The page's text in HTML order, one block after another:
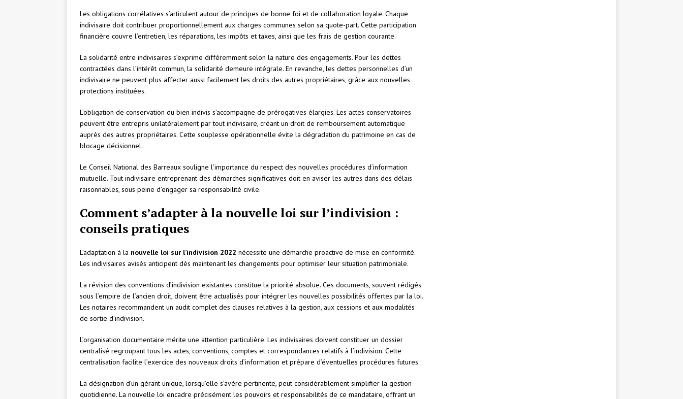
Les obligations corrélatives s’articulent autour de principes de bonne foi et de collaboration loyale. Chaque
indivisaire doit contribuer proportionnellement aux charges communes selon sa quote-part. Cette participation
financière couvre l’entretien, les réparations, les impôts et taxes, ainsi que les frais de gestion courante.
La solidarité entre indivisaires s’exprime différemment selon la nature des engagements. Pour les dettes
contractées dans l’intérêt commun, la solidarité demeure intégrale. En revanche, les dettes personnelles d’un
indivisaire ne peuvent plus affecter aussi facilement les droits des autres propriétaires, grâce aux nouvelles
protections instituées.
L’obligation de conservation du bien indivis s’accompagne de prérogatives élargies. Les actes conservatoires
peuvent être entrepris unilatéralement par tout indivisaire, créant un droit de remboursement automatique
auprès des autres propriétaires. Cette souplesse opérationnelle évite la dégradation du patrimoine en cas de
blocage décisionnel.
Le Conseil National des Barreaux souligne l’importance du respect des nouvelles procédures d’information
mutuelle. Tout indivisaire entreprenant des démarches significatives doit en aviser les autres dans des délais
raisonnables, sous peine d’engager sa responsabilité civile.
Comment s’adapter à la nouvelle loi sur l’indivision :
conseils pratiques
L’adaptation à la nouvelle loi sur l’indivision 2022 nécessite une démarche proactive de mise en conformité.
Les indivisaires avisés anticipent dès maintenant les changements pour optimiser leur situation patrimoniale.
La révision des conventions d’indivision existantes constitue la priorité absolue. Ces documents, souvent rédigés
sous l’empire de l’ancien droit, doivent être actualisés pour intégrer les nouvelles possibilités offertes par la loi.
Les notaires recommandent un audit complet des clauses relatives à la gestion, aux cessions et aux modalités
de sortie d’indivision.
L’organisation documentaire mérite une attention particulière. Les indivisaires doivent constituer un dossier
centralisé regroupant tous les actes, conventions, comptes et correspondances relatifs à l’indivision. Cette
centralisation facilite l’exercice des nouveaux droits d’information et prépare d’éventuelles procédures futures.
La désignation d’un gérant unique, lorsqu’elle s’avère pertinente, peut considérablement simplifier la gestion
quotidienne. La nouvelle loi encadre précisément les pouvoirs et responsabilités de ce mandataire, offrant un